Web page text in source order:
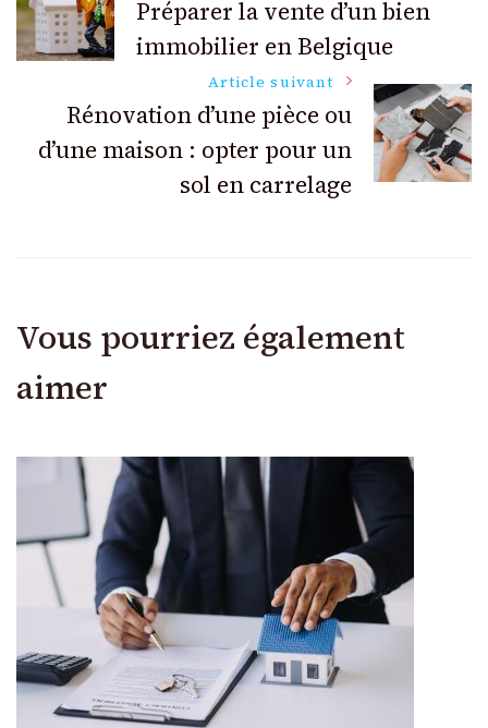
des
articles
Préparer la vente d’un bien
immobilier en Belgique
Article suivant
Rénovation d’une pièce ou
d’une maison : opter pour un
sol en carrelage
Vous pourriez également
aimer